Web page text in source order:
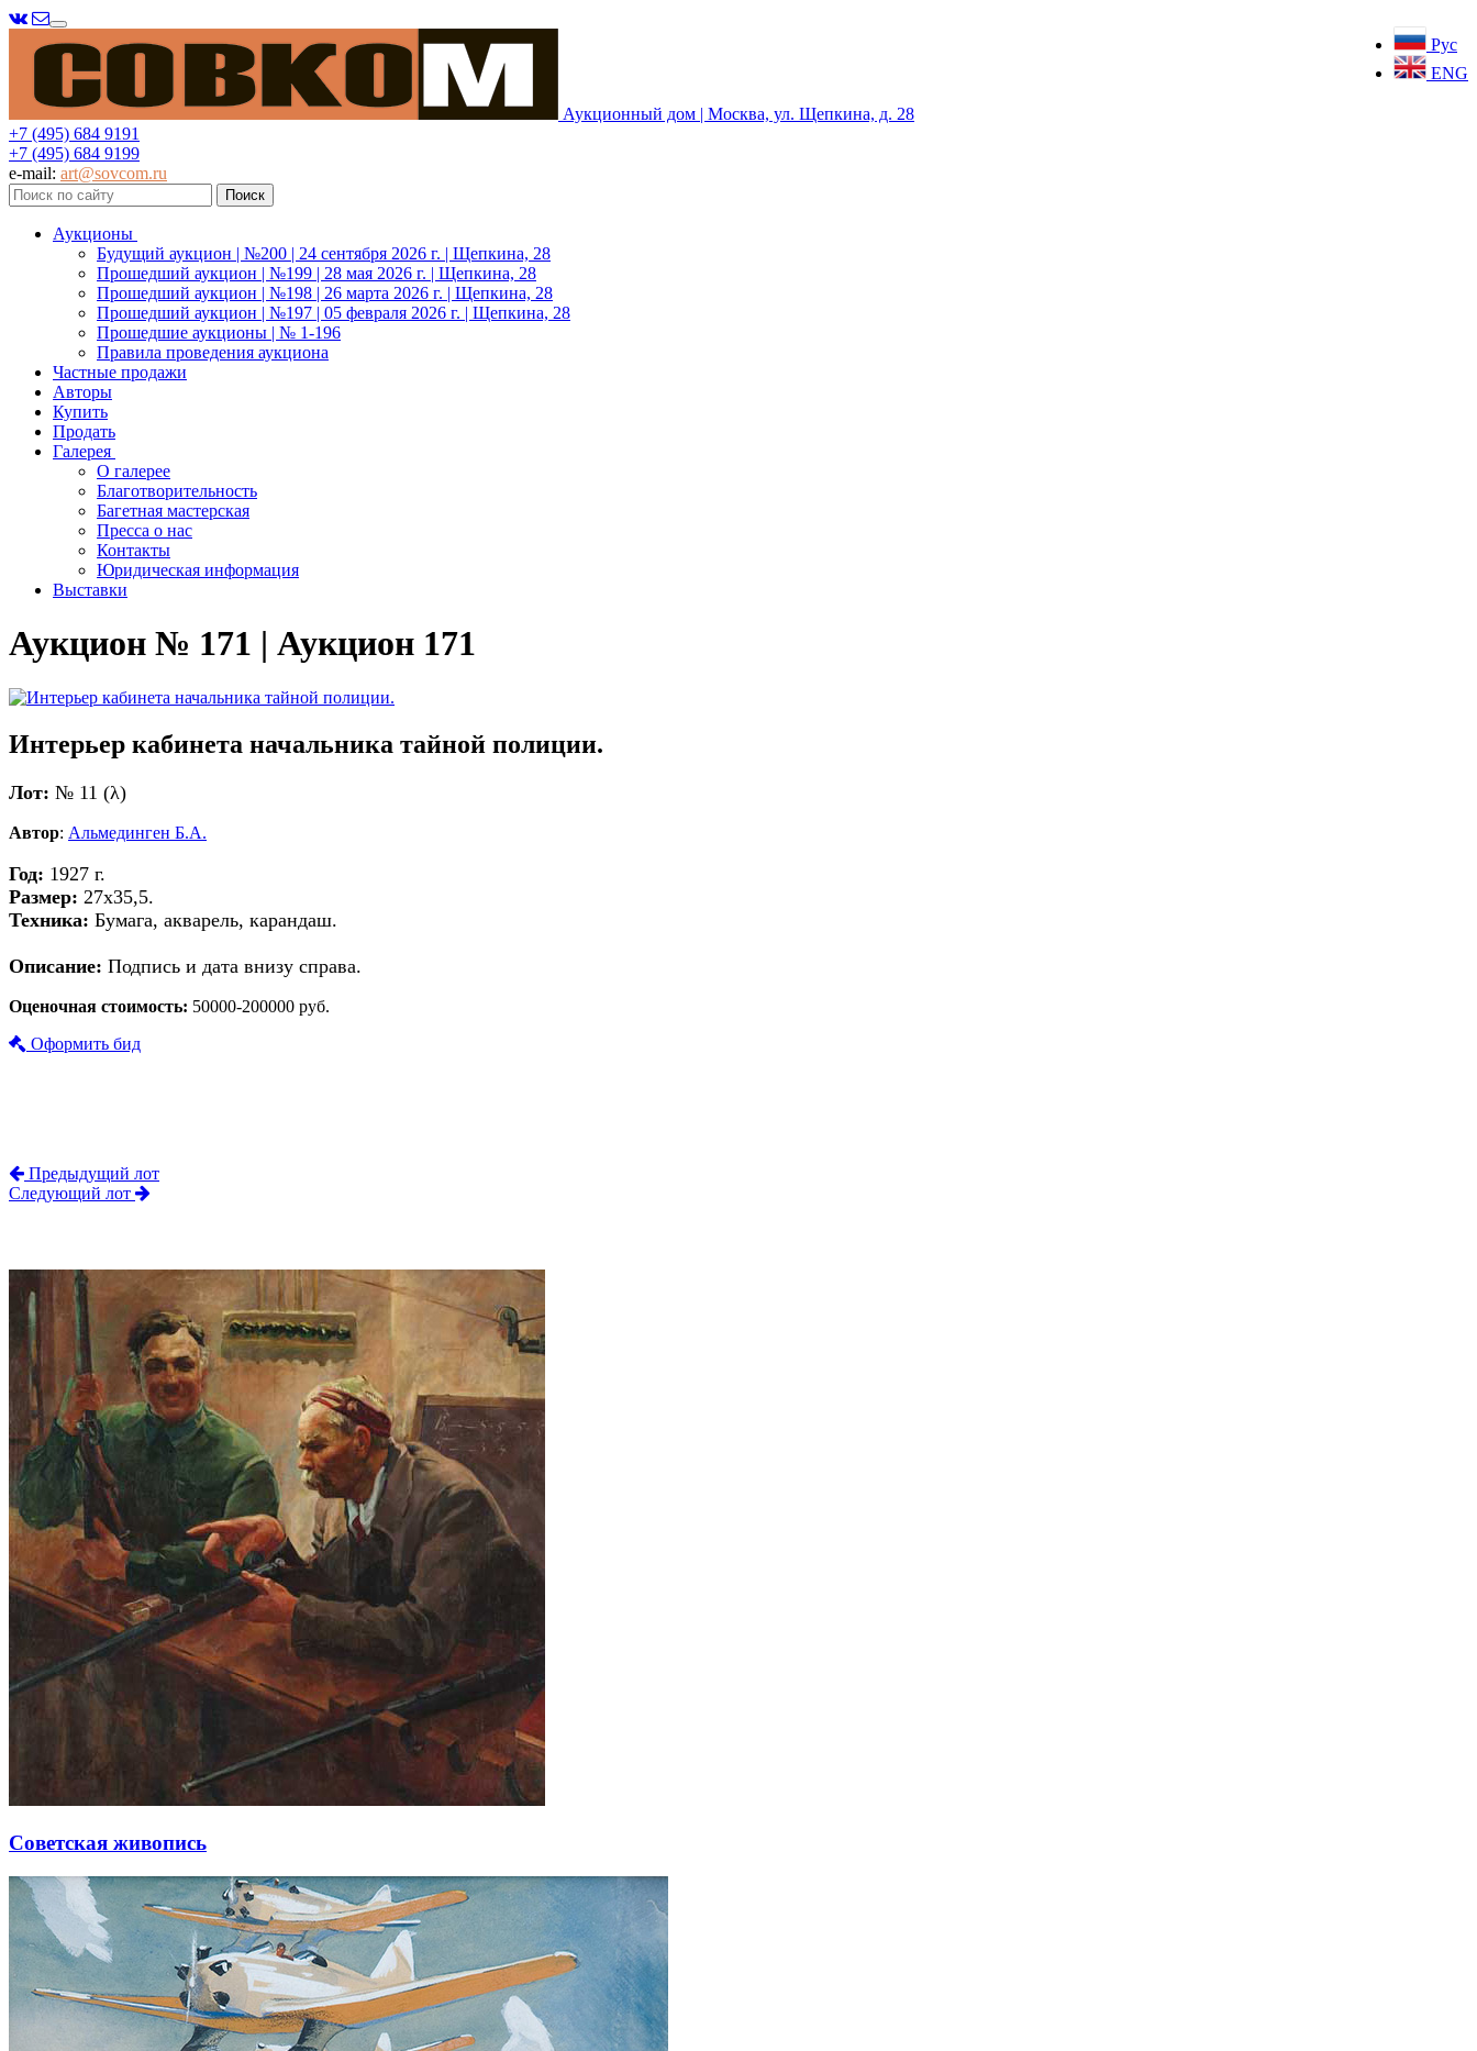
Рус
ENG
Меню
Аукционный дом | Москва, ул. Щепкина, д. 28
+7 (495) 684 9191
+7 (495) 684 9199
e-mail: art@sovcom.ru
Аукционы
Будущий аукцион | №200 | 24 сентября 2026 г. | Щепкина, 28
Прошедший аукцион | №199 | 28 мая 2026 г. | Щепкина, 28
Прошедший аукцион | №198 | 26 марта 2026 г. | Щепкина, 28
Прошедший аукцион | №197 | 05 февраля 2026 г. | Щепкина, 28
Прошедшие аукционы | № 1-196
Правила проведения аукциона
Частные продажи
Авторы
Купить
Продать
Галерея
О галерее
Благотворительность
Багетная мастерская
Пресса о нас
Контакты
Юридическая информация
Выставки
Аукцион № 171 | Аукцион 171
Интерьер кабинета начальника тайной полиции.
Лот: № 11 (λ)
Автор: Альмединген Б.А.
Год: 1927 г.
Размер: 27х35,5.
Техника: Бумага, акварель, карандаш.
Описание: Подпись и дата внизу справа.
Оценочная стоимость: 50000-200000 руб.
Оформить бид
Предыдущий лот
Следующий лот
Советская живопись